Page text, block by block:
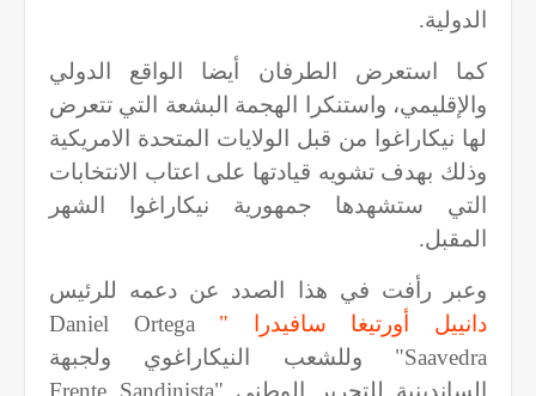
الدولية.
كما استعرض الطرفان أيضا الواقع الدولي
والإقليمي، واستنكرا الهجمة البشعة التي تتعرض
لها نيكاراغوا من قبل الولايات المتحدة الامريكية
وذلك بهدف تشويه قيادتها على اعتاب الانتخابات
التي ستشهدها جمهورية نيكاراغوا الشهر
المقبل.
وعبر رأفت في هذا الصدد عن دعمه للرئيس
دانييل أورتيغا سافيدرا " Daniel Ortega
Saavedra
" وللشعب النيكاراغوي ولجبهة
الساندينية للتحرير الوطني "Frente Sandinista